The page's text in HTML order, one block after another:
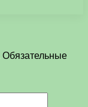
Обязательные